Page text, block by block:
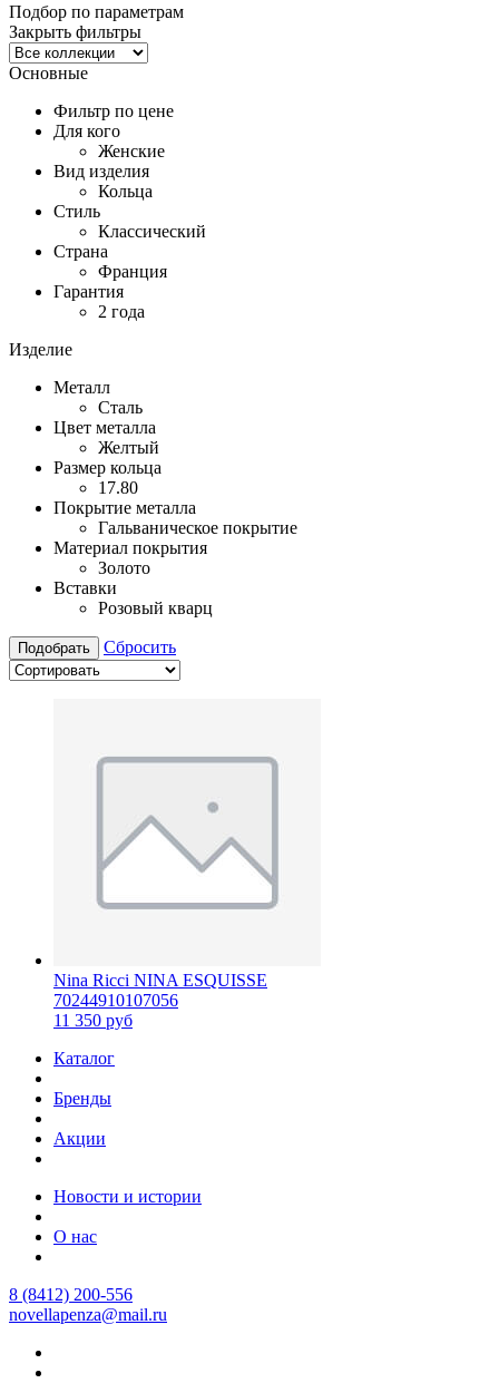
Подбор по параметрам
Закрыть фильтры
Основные
Фильтр по цене
Для кого
Женские
Вид изделия
Кольца
Стиль
Классический
Страна
Франция
Гарантия
2 года
Изделие
Металл
Сталь
Цвет металла
Желтый
Размер кольца
17.80
Покрытие металла
Гальваническое покрытие
Материал покрытия
Золото
Вставки
Розовый кварц
Подобрать Сбросить
Nina Ricci NINA ESQUISSE
70244910107056
11 350 руб
Каталог
Бренды
Акции
Новости и истории
О нас
8 (8412) 200-556
novellapenza@mail.ru